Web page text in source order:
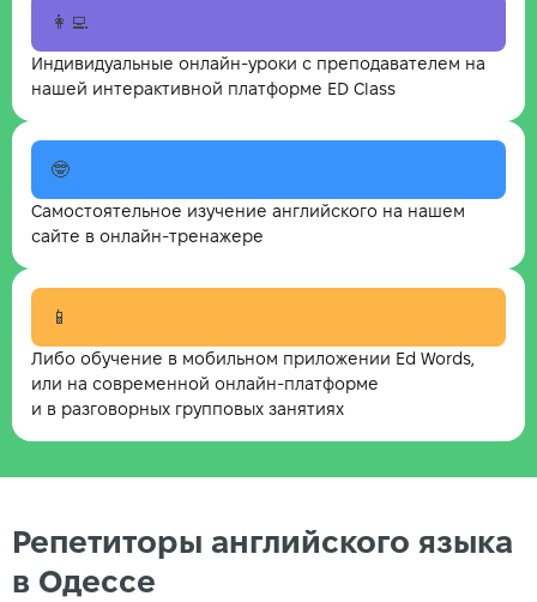
👩‍💻
Индивидуальные онлайн-уроки с преподавателем на
нашей интерактивной платформе ED Class
🤓
Самостоятельное изучение английского на нашем
сайте в онлайн-тренажере
📱
Либо обучение в мобильном приложении Ed Words,
или на современной онлайн-платформе
и в разговорных групповых занятиях
Репетиторы английского языка
в Одессе